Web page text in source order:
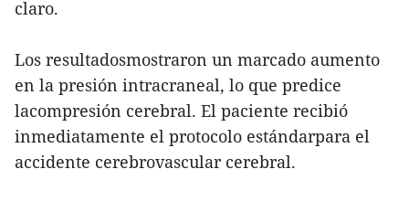
claro.
Los resultadosmostraron un marcado aumento
en la presión intracraneal, lo que predice
lacompresión cerebral. El paciente recibió
inmediatamente el protocolo estándarpara el
accidente cerebrovascular cerebral.